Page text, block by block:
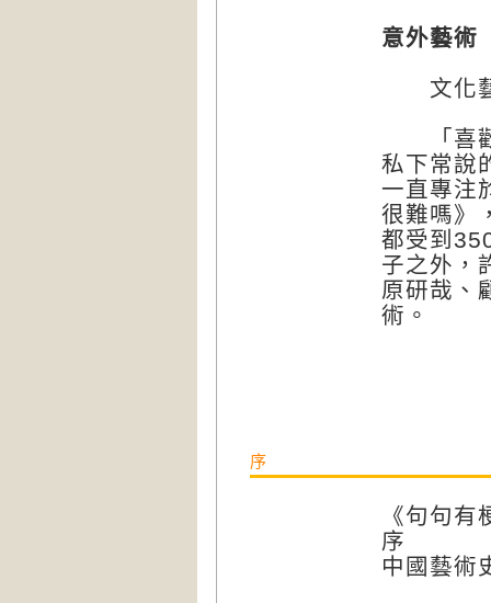
意外藝術
文化藝
「喜歡
私下常說
一直專注
很難嗎》
都受到
子之外，
原研哉、
術。
序
《句句
序
中國藝術